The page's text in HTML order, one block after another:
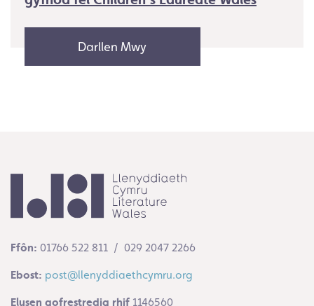
Darllen Mwy
Ffôn: 01766 522 811 / 029 2047 2266
Ebost: post@llenyddiaethcymru.org
Elusen gofrestredig rhif 1146560